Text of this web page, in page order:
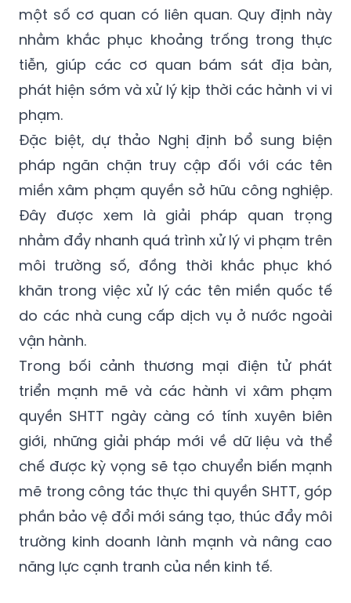
một số cơ quan có liên quan. Quy định này
nhằm khắc phục khoảng trống trong thực
tiễn, giúp các cơ quan bám sát địa bàn,
phát hiện sớm và xử lý kịp thời các hành vi vi
phạm.
Đặc biệt, dự thảo Nghị định bổ sung biện
pháp ngăn chặn truy cập đối với các tên
miền xâm phạm quyền sở hữu công nghiệp.
Đây được xem là giải pháp quan trọng
nhằm đẩy nhanh quá trình xử lý vi phạm trên
môi trường số, đồng thời khắc phục khó
khăn trong việc xử lý các tên miền quốc tế
do các nhà cung cấp dịch vụ ở nước ngoài
vận hành.
Trong bối cảnh thương mại điện tử phát
triển mạnh mẽ và các hành vi xâm phạm
quyền SHTT ngày càng có tính xuyên biên
giới, những giải pháp mới về dữ liệu và thể
chế được kỳ vọng sẽ tạo chuyển biến mạnh
mẽ trong công tác thực thi quyền SHTT, góp
phần bảo vệ đổi mới sáng tạo, thúc đẩy môi
trường kinh doanh lành mạnh và nâng cao
năng lực cạnh tranh của nền kinh tế.